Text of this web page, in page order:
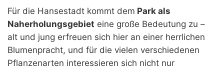
Für die Hansestadt kommt dem Park als
Naherholungsgebiet eine große Bedeutung zu –
alt und jung erfreuen sich hier an einer herrlichen
Blumenpracht, und für die vielen verschiedenen
Pflanzenarten interessieren sich nicht nur